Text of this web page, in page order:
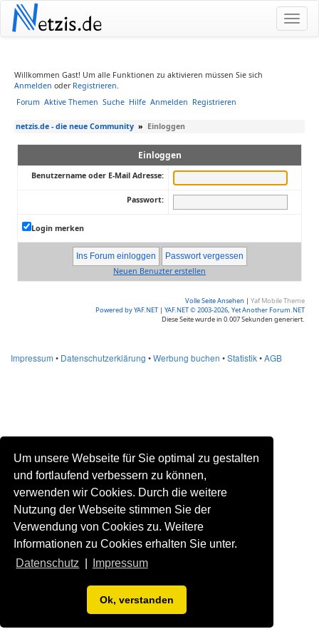
Um unsere Webseite für Sie optimal zu gestalten
und fortlaufend verbessern zu können,
verwenden wir Cookies. Durch die weitere
Nutzung der Webseite stimmen Sie der
Verwendung von Cookies zu. Weitere
Informationen zu Cookies erhalten Sie unter.
Datenschutz
Impressum
Ok, verstanden
Netzis.de
Willkommen Gast! Um alle Funktionen zu aktivieren müssen Sie sich
Anmelden oder Registrieren.
Forum Aktive Themen Suche Hilfe Anmelden Registrieren
netzis.de - die neue Community » Einloggen
Einloggen
Benutzername oder E-Mail Adresse:
Passwort:
Login merken
Neuen Benuzter erstellen
Volle Seite Ansehen | Yaf Mobile Theme
Powered by YAF.NET | YAF.NET © 2003-2026, Yet Another Forum.NET
Diese Seite wurde in 0.007 Sekunden generiert.
Impressum • Datenschutzerklärung •Werbung buchen •Statistik•AGB